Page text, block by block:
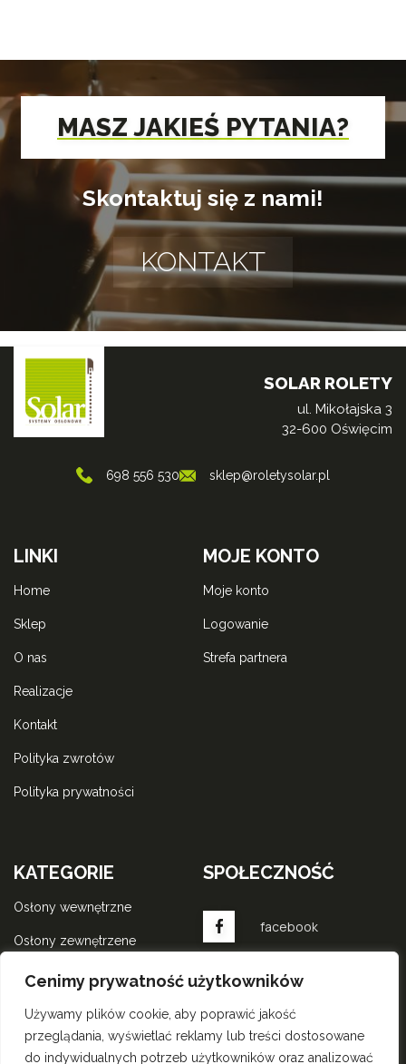
Cenimy prywatność użytkowników
Używamy plików cookie, aby poprawić jakość
przeglądania, wyświetlać reklamy lub treści dostosowane
do indywidualnych potrzeb użytkowników oraz analizować
MASZ JAKIEŚ PYTANIA?
Skontaktuj się z nami!
KONTAKT
SOLAR ROLETY
ul. Mikołajska 3
32-600 Oświęcim
698 556 530 sklep@roletysolar.pl
LINKI
home
sklep
o nas
realizacje
kontakt
polityka zwrotów
polityka prywatności
MOJE KONTO
moje konto
logowanie
strefa partnera
KATEGORIE
osłony wewnętrzne
osłony zewnętrzene
wewnętrznych
zewnętrznych
SPOŁECZNOŚĆ
facebook
instagram